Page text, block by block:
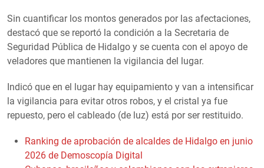
Sin cuantificar los montos generados por las afectaciones,
destacó que se reportó la condición a la Secretaria de
Seguridad Pública de Hidalgo y se cuenta con el apoyo de
veladores que mantienen la vigilancia del lugar.
Indicó que en el lugar hay equipamiento y van a intensificar
la vigilancia para evitar otros robos, y el cristal ya fue
repuesto, pero el cableado (de luz) está por ser restituido.
Ranking de aprobación de alcaldes de Hidalgo en junio
2026 de Demoscopía Digital